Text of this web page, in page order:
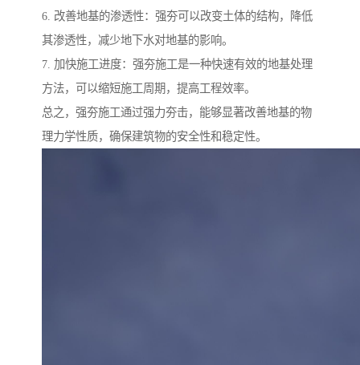
6. 改善地基的渗透性：强夯可以改变土体的结构，降低
其渗透性，减少地下水对地基的影响。
7. 加快施工进度：强夯施工是一种快速有效的地基处理
方法，可以缩短施工周期，提高工程效率。
总之，强夯施工通过强力夯击，能够显著改善地基的物
理力学性质，确保建筑物的安全性和稳定性。